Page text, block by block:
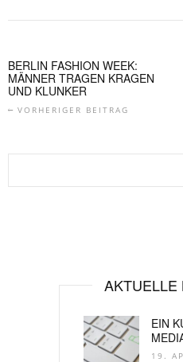
BERLIN FASHION WEEK:
MÄNNER TRAGEN KRAGEN
UND KLUNKER
VORHERIGER BEITRAG
AKTUELLE
EIN
19.